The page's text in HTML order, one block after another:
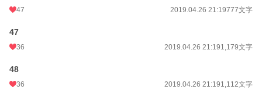
47 2019.04.26 21:19777文字
47
36 2019.04.26 21:191,179文字
48
36 2019.04.26 21:191,112文字